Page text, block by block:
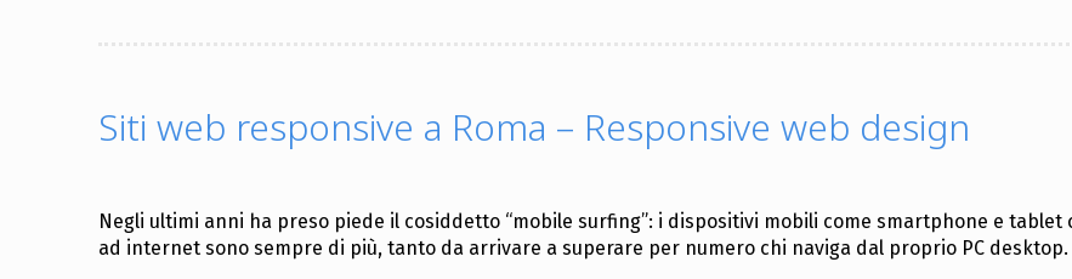
Siti web responsive a Roma – Responsive web design
Negli ultimi anni ha preso piede il cosiddetto “mobile surfing”: i dispositivi mobili come smartphone e tablet
ad internet sono sempre di più, tanto da arrivare a superare per numero chi naviga dal proprio PC desktop.